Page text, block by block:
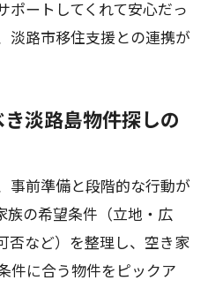
ポートしてくれて安心だっ
淡路市移住支援との連携が
淡路島物件探しの
事前準備と段階的な行動が
族の希望条件（立地・広
否など）を整理し、空き家
件に合う物件をピックア